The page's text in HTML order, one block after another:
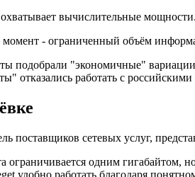
вычислительные
- ограниченный объём
подобрали "экономичные"
отказались работать с
поставщиков сетевых услуг,
ограничивается одним гигабайтом,